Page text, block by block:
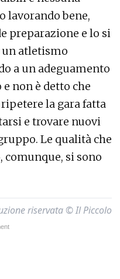
lavorando bene,
preparazione e lo si
un atletismo
a un adeguamento
non è detto che
la gara fatta
e trovare nuovi
Le qualità che
si sono
riservata © Il Piccolo